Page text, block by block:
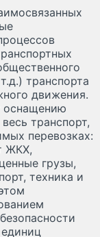
транспорта
движения.
оснащению
транспорт,
перевозках:
ЖКХ,
грузы,
техника и